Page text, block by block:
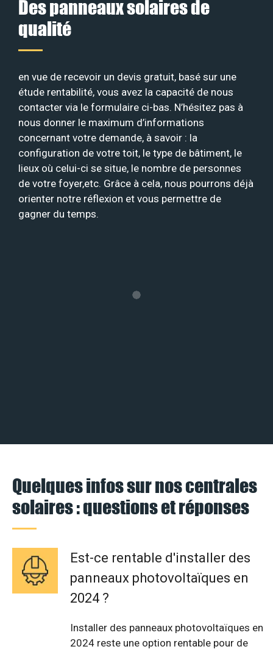
Des panneaux solaires de
qualité
en vue de recevoir un devis gratuit, basé sur une
étude rentabilité, vous avez la capacité de nous
contacter via le formulaire ci-bas. N’hésitez pas à
nous donner le maximum d’informations
concernant votre demande, à savoir : la
configuration de votre toit, le type de bâtiment, le
lieux où celui-ci se situe, le nombre de personnes
de votre foyer,etc. Grâce à cela, nous pourrons déjà
orienter notre réflexion et vous permettre de
gagner du temps.
Quelques infos sur nos centrales
solaires : questions et réponses
Est-ce rentable d'installer des
panneaux photovoltaïques en
2024 ?
Installer des panneaux photovoltaïques en
2024 reste une option rentable pour de